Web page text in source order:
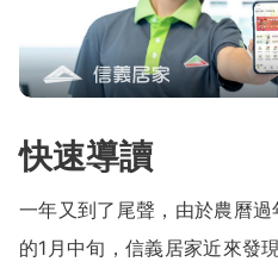
快速導讀
一年又到了尾聲，由於農曆
的1月中旬，信義居家近來發